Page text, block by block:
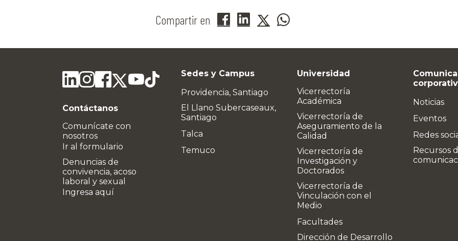
Compartir en
Contáctanos
Comunícate con
nosotros
Ir al formulario
Denuncias de
convivencia, acoso
laboral y sexual
Ingresa aquí
Sedes y Campus
Providencia, Santiago
El Llano Subercaseaux,
Santiago
Talca
Temuco
Universidad
Vicerrectoría
Académica
Vicerrectoría de
Aseguramiento de la
Calidad
Vicerrectoría de
Investigación y
Doctorados
Vicerrectoría de
Vinculación con el
Medio
Facultades
Dirección de Desarrollo
Noticias
Eventos
Redes
Recursos